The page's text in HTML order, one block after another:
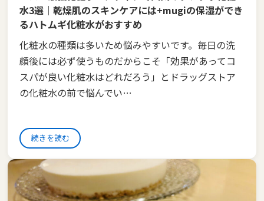
水3選｜乾燥肌のスキンケアには+mugiの保湿ができ
るハトムギ化粧水がおすすめ
化粧水の種類は多いため悩みやすいです。毎日の洗
顔後には必ず使うものだからこそ「効果があってコ
スパが良い化粧水はどれだろう」とドラッグストア
の化粧水の前で悩んでい…
続きを読む